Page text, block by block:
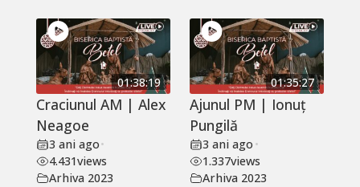
01:38:19
Craciunul AM | Alex
Neagoe
3 ani ago•
4.431views
Arhiva 2023
01:35:27
Ajunul PM | Ionuț
Pungilă
3 ani ago •
1.337views
Arhiva 2023